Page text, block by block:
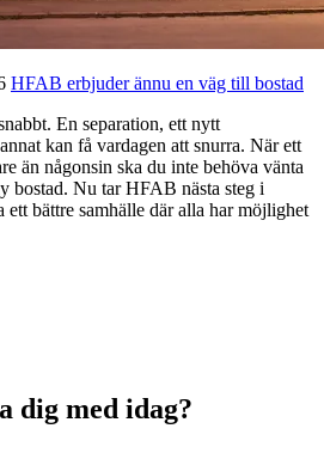
HFAB erbjuder ännu en väg till bostad
En separation, ett nytt
kan få vardagen att snurra. När ett
än någonsin ska du inte behöva vänta
bostad. Nu tarHFAB nästa steg i
ett bättre samhälle däralla harmöjlighet
dig med idag?